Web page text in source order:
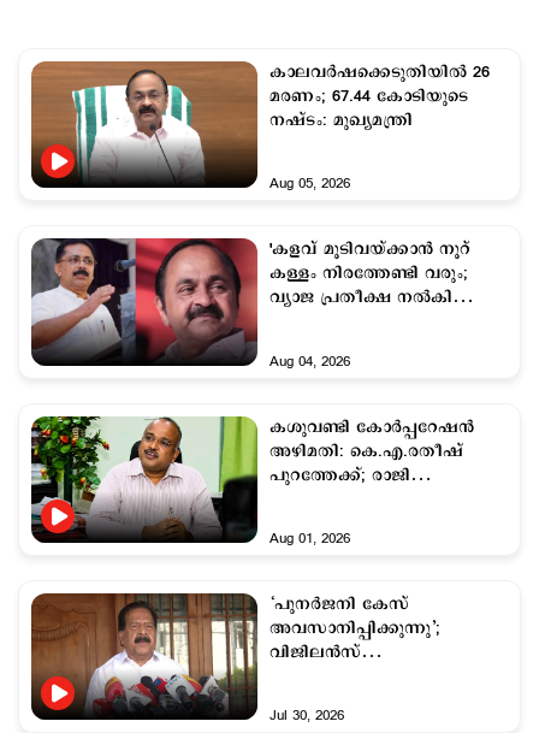
കാലവര്‍ഷക്കെടുതിയില്‍ 26
മരണം; 67.44 കോടിയുടെ
നഷ്ടം: മുഖ്യമന്ത്രി
Aug 05, 2026
'കളവ് മൂടിവയ്ക്കാന്‍ നൂറ്
കള്ളം നിരത്തേണ്ടി വരും;
വ്യാജ പ്രതീക്ഷ നൽകി
കെ.ടി.ജലീല്‍
Aug 04, 2026
കശുവണ്ടി കോർപ്പറേഷൻ
അഴിമതി: കെ.എ.രതീഷ്
പുറത്തേക്ക്; രാജി
Aug 01, 2026
‘പുനര്‍ജനി കേസ്
അവസാനിപ്പിക്കുന്നു’;
വിജിലന്‍സ്
രമേശ് ചെന്നിത്തല
Jul 30, 2026